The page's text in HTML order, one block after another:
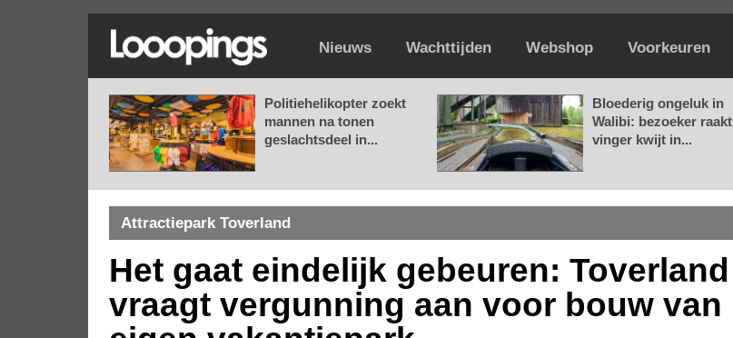
Nieuws Wachttijden Webshop Voorkeuren
Politiehelikopter zoekt
mannen na tonen
geslachtsdeel in...
Bloederig ongeluk in
Walibi: bezoeker raakt
vinger kwijt in...
Attractiepark Toverland
Het gaat eindelijk gebeuren: Toverland
vraagt vergunning aan voor bouw van